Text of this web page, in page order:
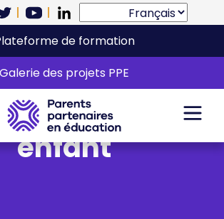
de formation
Galerie des projets PPEvivre en
avec mon
enfant